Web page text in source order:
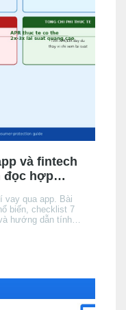
và fintech
đọc hợp
vay qua app. Bài
biến, checklist 7
hướng dẫn tính